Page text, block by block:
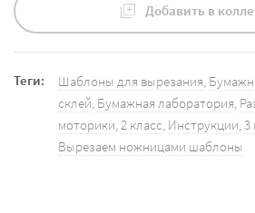
Добавить в
Теги: Шаблоны для вырезания
склей Бумажная лаборатория
моторики 2 класс Инструкции 3
Вырезаем ножницами шаблоны